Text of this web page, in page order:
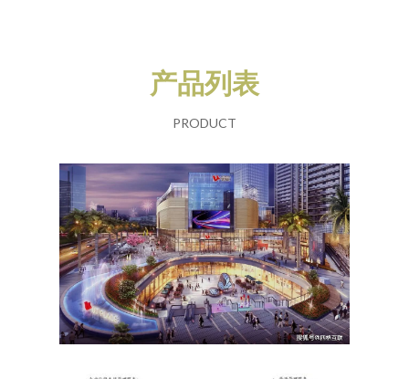
产品列表
PRODUCT